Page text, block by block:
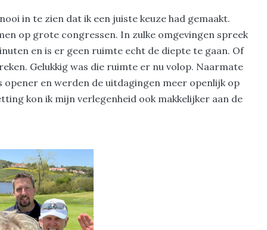
in te zien dat ik een juiste keuze had gemaakt.
op grote congressen. In zulke omgevingen spreek
en is er geen ruimte echt de diepte te gaan. Of
Gelukkig was die ruimte er nu volop. Naarmate
en werden de uitdagingen meer openlijk op
kon ik mijn verlegenheid ook makkelijker aan de